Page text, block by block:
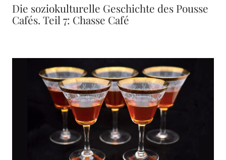
Die soziokulturelle Geschichte des Pousse
Cafés. Teil 7: Chasse Café